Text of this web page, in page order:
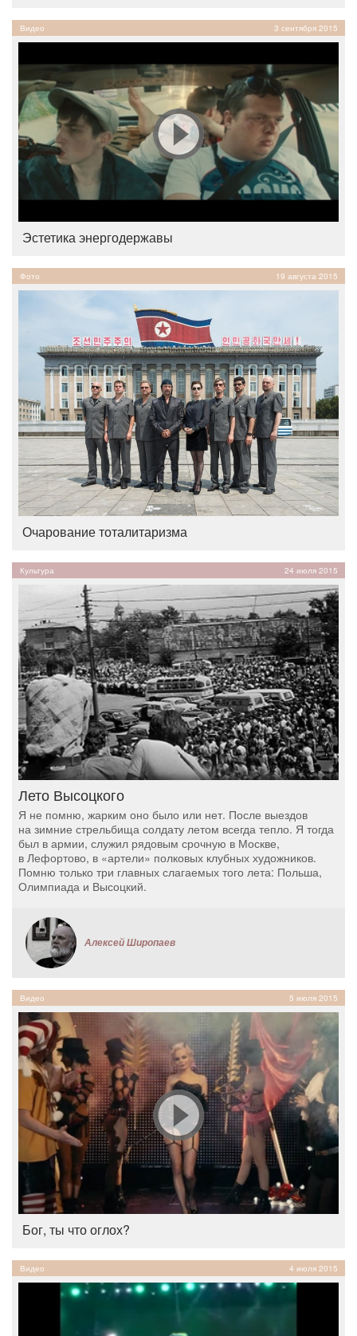
Видео 3 сентября 2015
Эстетика энергодержавы
Фото 19 августа 2015
Очарование тоталитаризма
Культура 24 июля 2015
Лето Высоцкого
Я не помню, жарким оно было или нет. После выездов
на зимние стрельбища солдату летом всегда тепло. Я тогда
был в армии, служил рядовым срочную в Москве,
в Лефортово, в «артели» полковых клубных художников.
Помню только три главных слагаемых того лета: Польша,
Олимпиада и Высоцкий.
Алексей Широпаев
Видео 5 июля 2015
Бог, ты что оглох?
Видео 4 июля 2015